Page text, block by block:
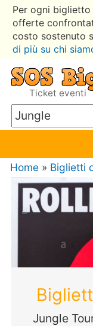
Per ogni
offerte
costo sostenuto
di più su chi
Ticket eventi
Home » Biglietti
Jungle